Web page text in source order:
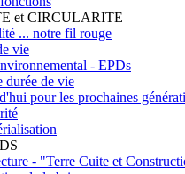
et CIRCULARITE
... notre fil rouge
vie
- EPDs
durée de vie
pour les prochaines
- "Terre Cuite et